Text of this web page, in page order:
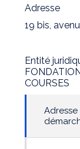
Adresse
19 bis,
Entité
COURSES